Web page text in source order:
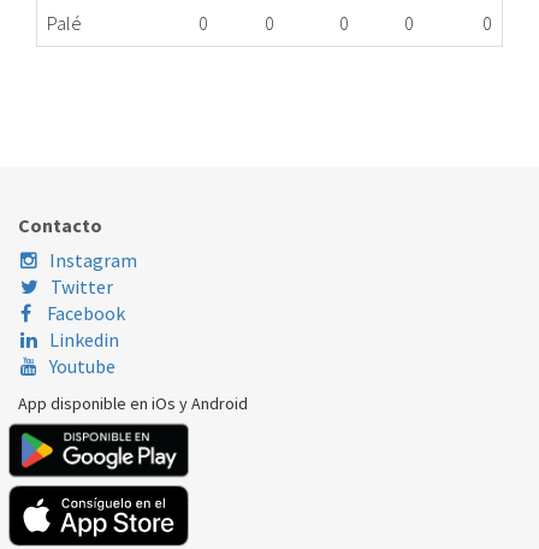
Palé
0 0 0 0 0
Contacto
Instagram
Twitter
Facebook
Linkedin
Youtube
App disponible en iOs y Android